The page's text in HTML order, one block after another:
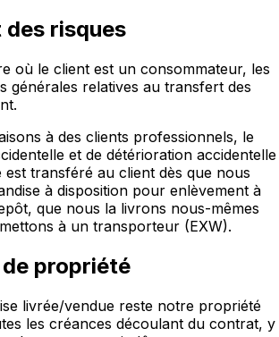
risques
où le client est un consommateur, les
générales relatives au transfert des
à des clients professionnels, le
et de détérioration accidentelle
est transféré au client dès que nous
à disposition pour enlèvement à
que nous la livrons nous-mêmes
à un transporteur (EXW).
de propriété
livrée/vendue reste notre propriété
les créances découlant du contrat, y